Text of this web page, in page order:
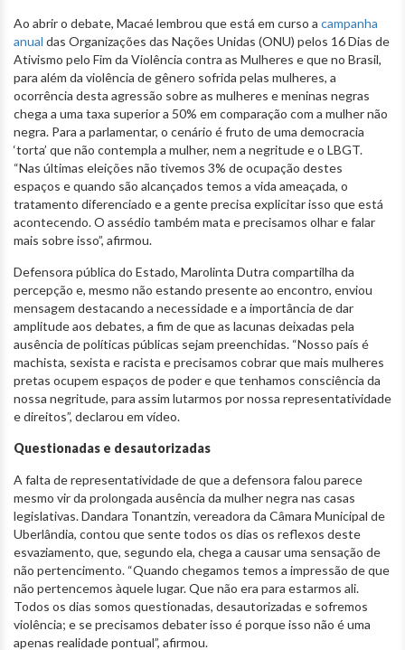
Ao abrir o debate, Macaé lembrou que está em curso a campanha
anual das Organizações das Nações Unidas (ONU) pelos 16 Dias de
Ativismo pelo Fim da Violência contra as Mulheres e que no Brasil,
para além da violência de gênero sofrida pelas mulheres, a
ocorrência desta agressão sobre as mulheres e meninas negras
chega a uma taxa superior a 50% em comparação com a mulher não
negra. Para a parlamentar, o cenário é fruto de uma democracia
‘torta’ que não contempla a mulher, nem a negritude e o LBGT.
“Nas últimas eleições não tivemos 3% de ocupação destes
espaços e quando são alcançados temos a vida ameaçada, o
tratamento diferenciado e a gente precisa explicitar isso que está
acontecendo. O assédio também mata e precisamos olhar e falar
mais sobre isso”, afirmou.
Defensora pública do Estado, Marolinta Dutra compartilha da
percepção e, mesmo não estando presente ao encontro, enviou
mensagem destacando a necessidade e a importância de dar
amplitude aos debates, a fim de que as lacunas deixadas pela
ausência de políticas públicas sejam preenchidas. “Nosso país é
machista, sexista e racista e precisamos cobrar que mais mulheres
pretas ocupem espaços de poder e que tenhamos consciência da
nossa negritude, para assim lutarmos por nossa representatividade
e direitos”, declarou em vídeo.
Questionadas e desautorizadas
A falta de representatividade de que a defensora falou parece
mesmo vir da prolongada ausência da mulher negra nas casas
legislativas. Dandara Tonantzin, vereadora da Câmara Municipal de
Uberlândia, contou que sente todos os dias os reflexos deste
esvaziamento, que, segundo ela, chega a causar uma sensação de
não pertencimento. “Quando chegamos temos a impressão de que
não pertencemos àquele lugar. Que não era para estarmos ali.
Todos os dias somos questionadas, desautorizadas e sofremos
violência; e se precisamos debater isso é porque isso não é uma
apenas realidade pontual”, afirmou.